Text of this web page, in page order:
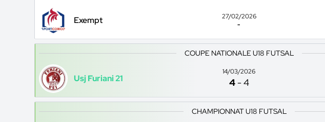
Exempt
27/02/2026
-
COUPE NATIONALE U18 FUTSAL
Usj Furiani 21
14/03/2026
4 -4
CHAMPIONNAT U18 FUTSAL